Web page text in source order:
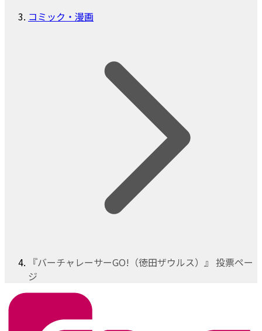
コミック・漫画
『バーチャレーサーGO!（徳田ザウルス）』 投票ペー
ジ